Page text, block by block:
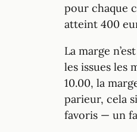
pour chaque
atteint 400
La marge
les issues les
10.00, la
parieur, cela
favoris — un